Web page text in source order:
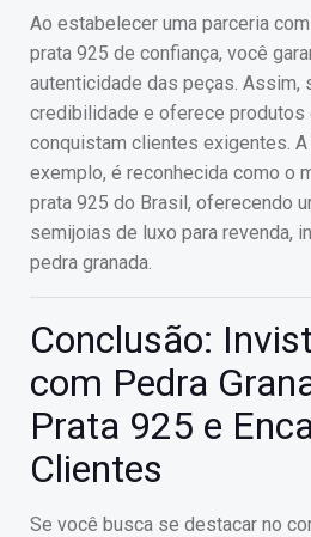
Ao estabelecer uma parceria
prata 925 de confiança, você
autenticidade das peças. Assim,
credibilidade e oferece produtos
conquistam clientes exigentes. A
exemplo, é reconhecida como o
prata 925 do Brasil, oferecendo
semijoias de luxo para revenda,
pedra granada.
Conclusão:
com Pedra
Prata 925 e
Clientes
Se você busca se destacar no